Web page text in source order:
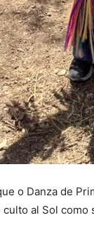
o Danza de
al Sol